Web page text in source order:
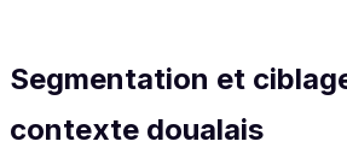
Segmentation et
contexte doualais